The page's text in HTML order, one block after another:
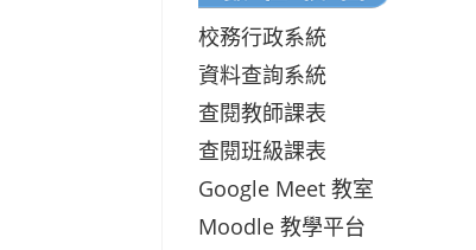
校務行政系統
資料查詢系統
查閱教師課表
查閱班級課表
Google Meet 教室
Moodle 教學平台